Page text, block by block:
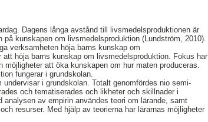
Dagens långa avstånd till livsmedelsproduktionen är
kunskapen om livsmedelsproduktion (Lundström, 2010).
verksamheten höja barns kunskap om
höja barns kunskap om livsmedelsproduktion. Fokus har
att öka kunskapen om hur maten produceras.
fungerar i grundskolan.
i grundskolan. Totalt genomfördes nio semi-
och tematiserades och likheter och skillnader i
av empirin användes teori om lärande, samt
resurser. Med hjälp av teorierna har lärarnas möjligheter